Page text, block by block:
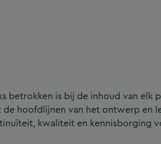
betrokken is bij de inhoud van elk
hoofdlijnen van het ontwerp en
kwaliteit en kennisborging